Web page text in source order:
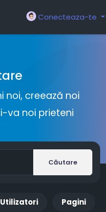
Conecteaza-te
noi, creează noi
va noi prieteni
Căutare
Utilizatori Pagini